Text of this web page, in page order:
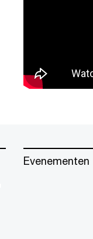
Evenementen